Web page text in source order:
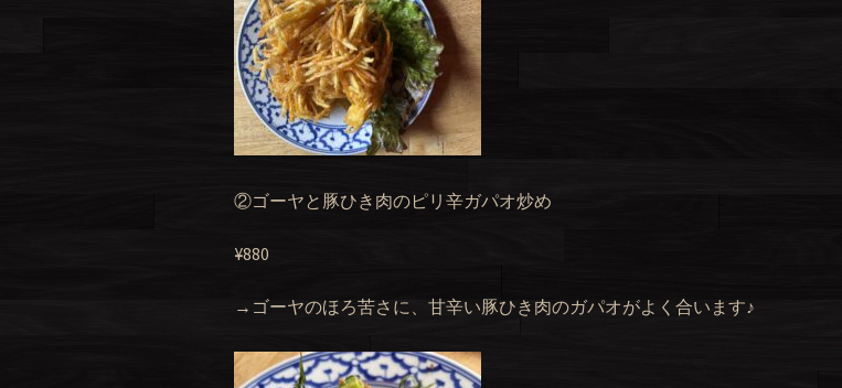
②ゴーヤと豚ひき肉のピリ辛ガパオ炒め
¥880
→ゴーヤのほろ苦さに、甘辛い豚ひき肉のガパオがよく合います♪